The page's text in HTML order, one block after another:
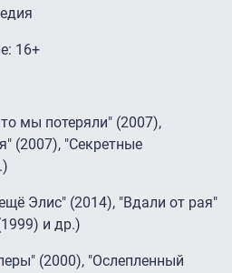
16+
мы потеряли" (2007),
(2007), "Секретные
Элис" (2014), "Вдали от рая"
и др.)
(2000), "Ослепленный